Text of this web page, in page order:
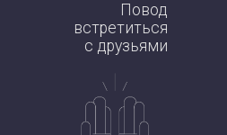
Повод
встретиться
с друзьями